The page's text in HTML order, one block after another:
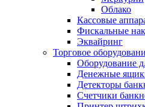
Облако
Кассовые
Фискальные
Эквайринг
Торговое
Оборудование
Денежные
Детекторы
Счетчики